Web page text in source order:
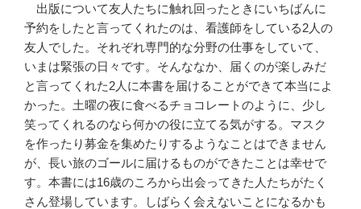
出版について友人たちに触れ回ったときにいちばんに
予約をしたと言ってくれたのは、看護師をしている2人の
友人でした。それぞれ専門的な分野の仕事をしていて、
いまは緊張の日々です。そんななか、届くのが楽しみだ
と言ってくれた2人に本書を届けることができて本当によ
かった。土曜の夜に食べるチョコレートのように、少し
笑ってくれるのなら何かの役に立てる気がする。マスク
を作ったり募金を集めたりするようなことはできません
が、長い旅のゴールに届けるものができたことは幸せで
す。本書には16歳のころから出会ってきた人たちがたく
さん登場しています。しばらく会えないことになるかも